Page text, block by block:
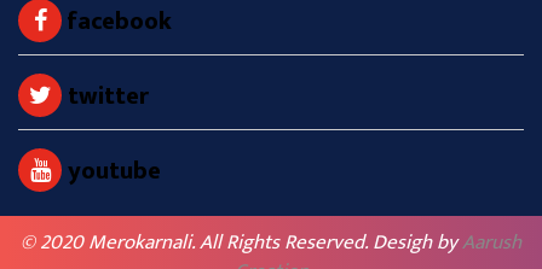
facebook
twitter
youtube
© 2020 Merokarnali. All Rights Reserved. Desigh byAarush